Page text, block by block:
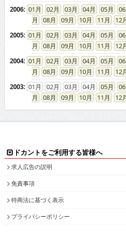
2006: 01 02 03 04 05 06
08
09 10 11
12
2005: 01 02 03 04 05 06
08
09 10 11
12
2004: 01 02 03 04 05 06
08
09 10 11
12
2003: 01 02 03 04 05 06
08
09 10 11 12
ドカントをご利用する皆様へ
求人広告の説明
免責事項
特商法に基づく表示
プライバシーポリシー